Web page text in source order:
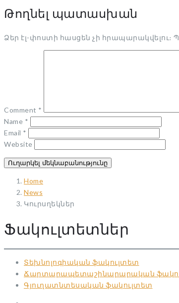
Թողնել պատասխան
Ձեր էլ-փոստի հասցեն չի հրապարակվելու։
Comment *
Name *
Email *
Website
Home
News
Կուրսղեկներ
Ֆակուլտետներ
Տեխնոլոգիական ֆակուլտետ
Ճարտարապետաշինարարական
Գյուղատնտեսական ֆակուլտետ